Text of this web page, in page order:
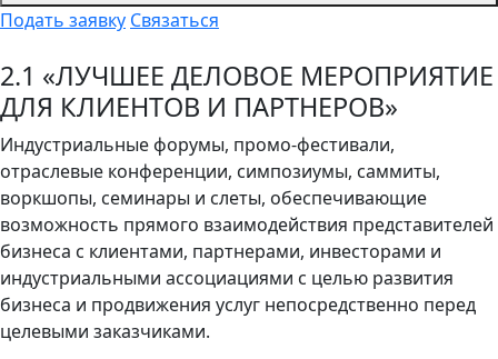
Подать заявку Связаться
2.1 «ЛУЧШЕЕ ДЕЛОВОЕ МЕРОПРИЯТИЕ
ДЛЯ КЛИЕНТОВ И ПАРТНЕРОВ»
Индустриальные форумы, промо-фестивали,
отраслевые конференции, симпозиумы, саммиты,
воркшопы, семинары и слеты, обеспечивающие
возможность прямого взаимодействия представителей
бизнеса с клиентами, партнерами, инвесторами и
индустриальными ассоциациями с целью развития
бизнеса и продвижения услуг непосредственно перед
целевыми заказчиками.